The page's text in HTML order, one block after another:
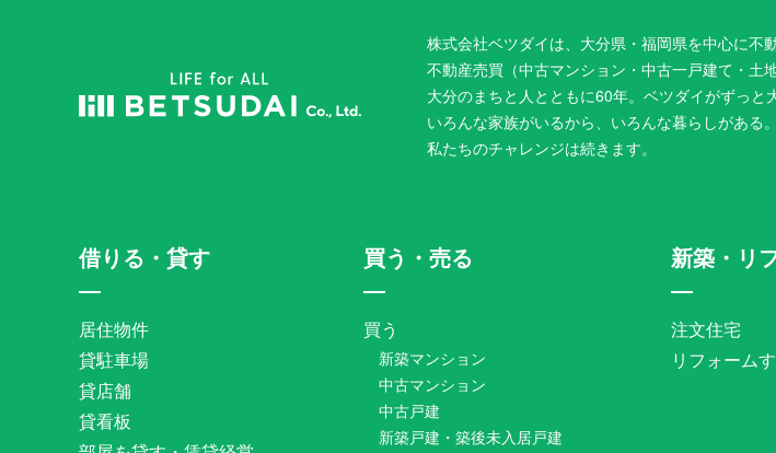
株式会社ベツダイは、大分県・福岡県を中心に不
不動産売買（中古マンション・中古一戸建て・土
大分のまちと人とともに60年。ベツダイがずっと
いろんな家族がいるから、いろんな暮らしがある
私たちのチャレンジは続きます。
借りる・貸す
居住物件
貸駐車場
貸店舗
貸看板
買う・売る
買う
新築マンション
中古マンション
中古戸建
新築戸建・築後未入居戸建
新築・リ
注文住宅
リフォーム